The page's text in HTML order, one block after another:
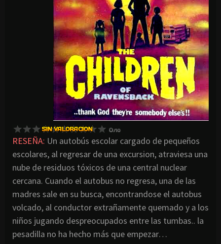
RESEÑA: Un autobús escolar cargado de pequeños
escolares, al regresar de una excursion, atraviesa una
nube de residuos tóxicos de una central nuclear
cercana. Cuando el autobus no regresa, una de las
madres sale en su busca, encontrandose el autobus
volcado, al conductor extrañamente quemado y a los
niños jugando despreocupados entre las tumbas.. la
pesadilla no ha hecho más que empezar…